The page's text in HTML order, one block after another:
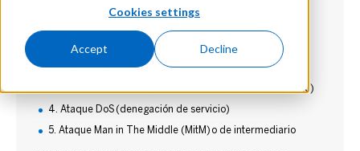
Cookies settings
Accept Decline
5 de los ataques de Ciberseguridad más comunes
1. Malware (programa malicioso)
2. Phishing (suplantación de identidad)
3. Inyecciones de SQL (lenguaje de consulta estructurado)
4. Ataque DoS (denegación de servicio)
5. Ataque Man in The Middle (MitM) o de intermediario